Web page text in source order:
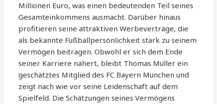
Millionen Euro, was einen bedeutenden Teil seines
Gesamteinkommens ausmacht. Darüber hinaus
profitieren seine attraktiven Werbeverträge, die
als bekannte Fußballpersönlichkeit stark zu seinem
Vermögen beitragen. Obwohl er sich dem Ende
seiner Karriere nähert, bleibt Thomas Müller ein
geschätztes Mitglied des FC Bayern München und
zeigt nach wie vor seine Leidenschaft auf dem
Spielfeld. Die Schätzungen seines Vermögens